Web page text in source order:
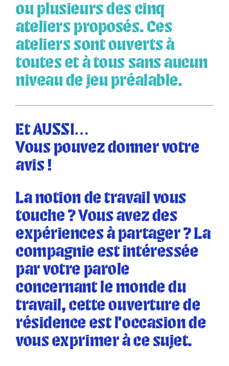
ou plusieurs des cinq
ateliers proposés. Ces
ateliers sont ouverts à
toutes et à tous sans aucun
niveau de jeu préalable.
Et AUSSI…
Vous pouvez donner votre
avis !
La notion de travail vous
touche ? Vous avez des
expériences à partager ? La
compagnie est intéressée
par votre parole
concernant le monde du
travail, cette ouverture de
résidence est l’occasion de
vous exprimer à ce sujet.